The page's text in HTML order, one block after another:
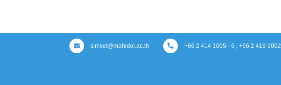
simset@mahidol.ac.th +66 2 414 1005 - 6 , +66 2 419 9002